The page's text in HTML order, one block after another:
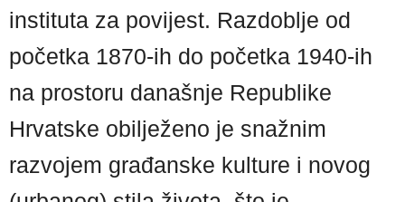
instituta za povijest. Razdoblje od
početka 1870-ih do početka 1940-ih
na prostoru današnje Republike
Hrvatske obilježeno je snažnim
razvojem građanske kulture i novog